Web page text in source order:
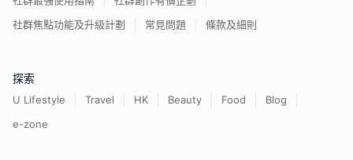
社群焦點功能及升級計劃
常見問題 條款及細則
探索
U Lifestyle Travel HK Beauty Food
Blog
e-zone